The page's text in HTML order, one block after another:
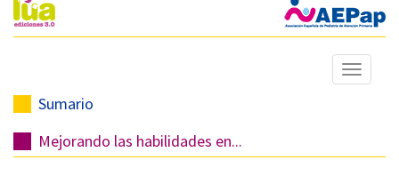
Mostrar
menú
Sumario
Mejorando las habilidades en...